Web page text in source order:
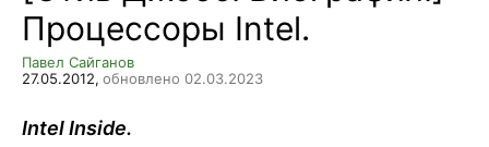
Процессоры Intel.
Павел Сайганов
27.05.2012, обновлено 02.03.2023
Intel Inside.